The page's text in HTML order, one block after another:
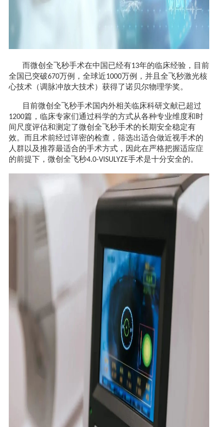
而微创全飞秒手术在中国已经有13年的临床经验，目前
全国已突破670万例，全球近1000万例，并且全飞秒激光核
心技术（调脉冲放大技术）获得了诺贝尔物理学奖。
目前微创全飞秒手术国内外相关临床科研文献已超过
1200篇，临床专家们通过科学的方式从各种专业维度和时
间尺度评估和测定了微创全飞秒手术的长期安全稳定有
效。而且术前经过详密的检查，筛选出适合做近视手术的
人群以及推荐最适合的手术方式，因此在严格把握适应症
的前提下，微创全飞秒4.0-VISULYZE手术是十分安全的。